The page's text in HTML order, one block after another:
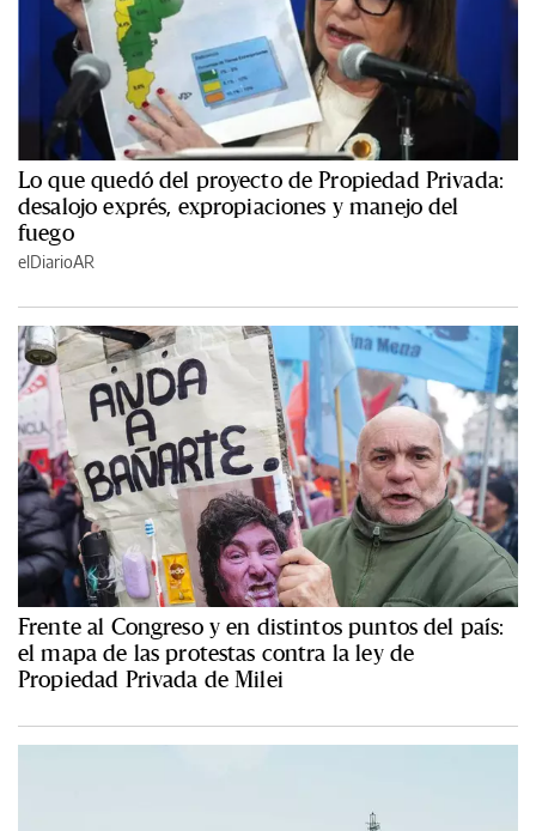
Lo que quedó del proyecto de Propiedad Privada:
desalojo exprés, expropiaciones y manejo del
fuego
elDiarioAR
Frente al Congreso y en distintos puntos del país:
el mapa de las protestas contra la ley de
Propiedad Privada de Milei